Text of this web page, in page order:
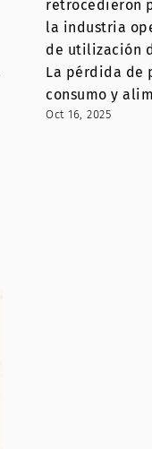
retrocedieron
la industria
de utilización
La pérdida de
consumo y
Oct 16, 2025